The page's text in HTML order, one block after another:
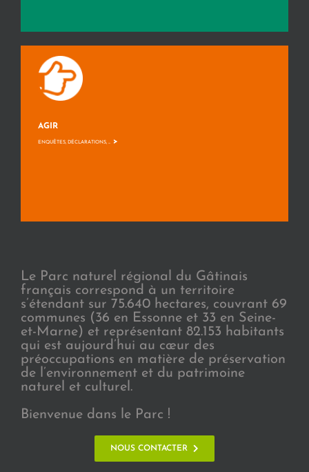
AGIR
ENQUÊTES, DÉCLARATIONS, ... >
Le Parc naturel régional du Gâtinais
français correspond à un territoire
s’étendant sur 75.640 hectares, couvrant 69
communes (36 en Essonne et 33 en Seine-
et-Marne) et représentant 82.153 habitants
qui est aujourd’hui au cœur des
préoccupations en matière de préservation
de l’environnement et du patrimoine
naturel et culturel.
Bienvenue dans le Parc !
NOUS CONTACTER